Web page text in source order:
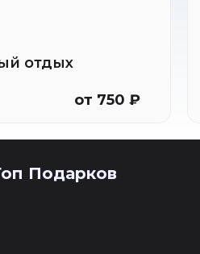
отдых
от 750 ₽
Подарков